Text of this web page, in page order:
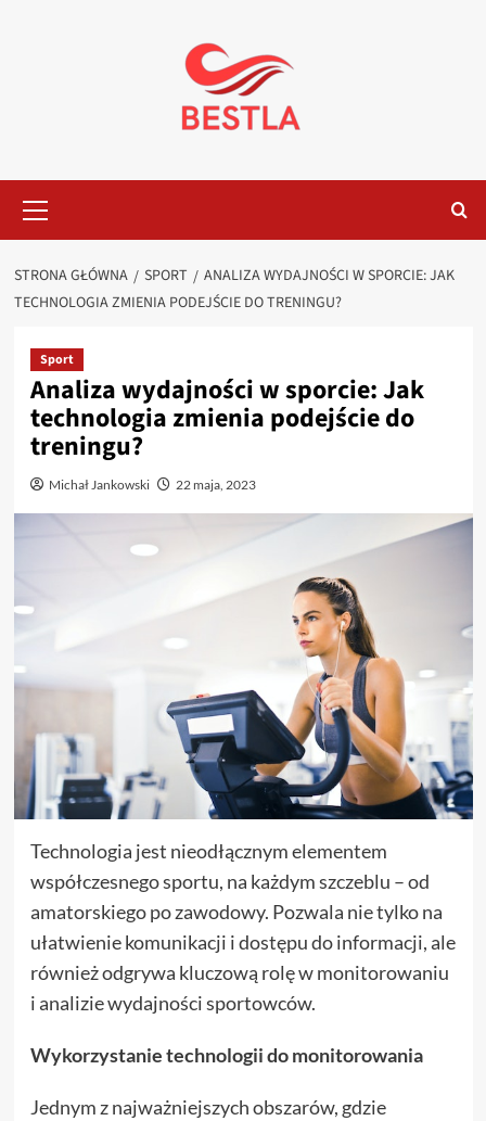
główne
STRONA GŁÓWNA SPORT
ANALIZA WYDAJNOŚCI W SPORCIE: JAK
TECHNOLOGIA ZMIENIA PODEJŚCIE DO TRENINGU?
Sport
Analiza wydajności w sporcie: Jak
technologia zmienia podejście do
treningu?
Michał Jankowski 22 maja, 2023
Technologia jest nieodłącznym elementem
współczesnego sportu, na każdym szczeblu – od
amatorskiego po zawodowy. Pozwala nie tylko na
ułatwienie komunikacji i dostępu do informacji, ale
również odgrywa kluczową rolę w monitorowaniu
i analizie wydajności sportowców.
Wykorzystanie technologii do monitorowania
Jednym z najważniejszych obszarów, gdzie